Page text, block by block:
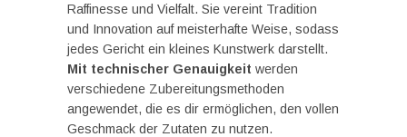
Raffinesse und Vielfalt. Sie vereint Tradition
und Innovation auf meisterhafte Weise, sodass
jedes Gericht ein kleines Kunstwerk darstellt.
Mit technischer Genauigkeit werden
verschiedene Zubereitungsmethoden
angewendet, die es dir ermöglichen, den vollen
Geschmack der Zutaten zu nutzen.